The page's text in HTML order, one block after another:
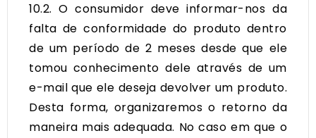
10.2. O consumidor deve informar-nos da
falta de conformidade do produto dentro
de um período de 2 meses desde que ele
tomou conhecimento dele através de um
e-mail que ele deseja devolver um produto.
Desta forma, organizaremos o retorno da
maneira mais adequada. No caso em que o